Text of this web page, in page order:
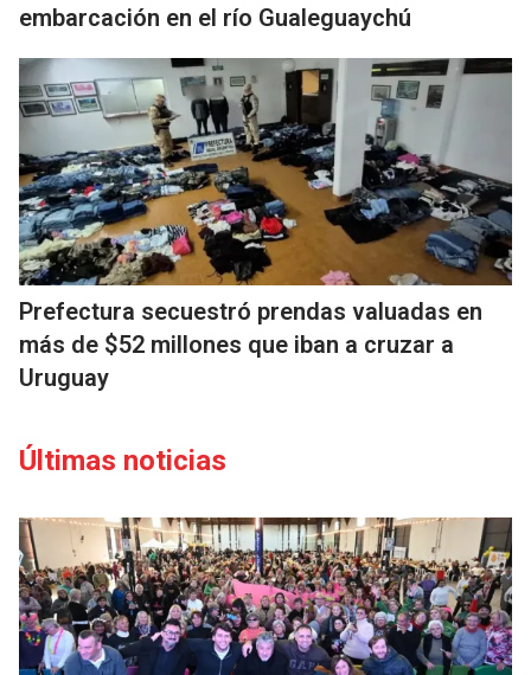
embarcación en el río Gualeguaychú
Prefectura secuestró prendas valuadas en
más de $52 millones que iban a cruzar a
Uruguay
Últimas noticias